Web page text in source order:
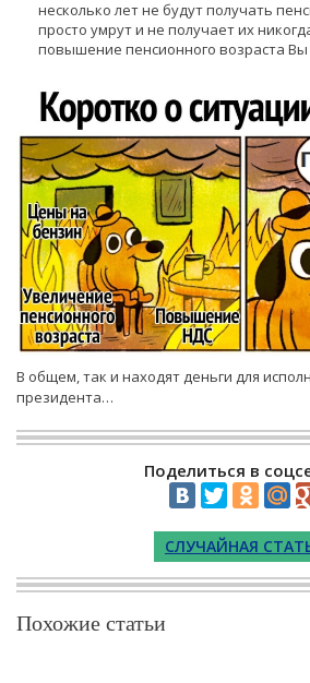
несколько лет не будут получать
просто умрут и не получает их
повышение пенсионного возраста
В общем, так и находят деньги для
президента…
Поделиться в
СЛУЧАЙНАЯ
Похожие статьи